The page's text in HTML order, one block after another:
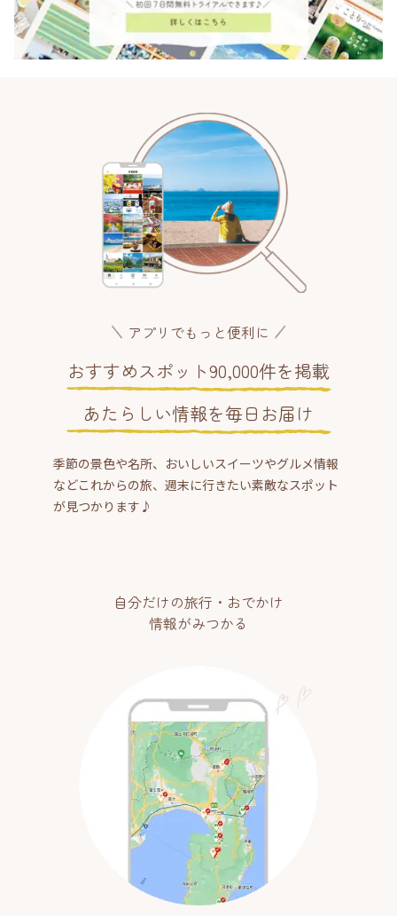
アプリでもっと便利に
おすすめスポット90,000件を掲載
あたらしい情報を毎日お届け
季節の景色や名所、おいしいスイーツやグルメ情報
などこれからの旅、週末に行きたい素敵なスポット
が見つかります♪
自分だけの旅行・おでかけ
情報がみつかる